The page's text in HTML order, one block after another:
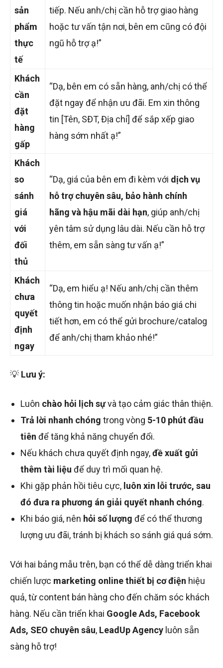
sản
phẩm
thực
tế
tiếp. Nếu anh/chị cần hỗ trợ giao hàng
hoặc tư vấn tận nơi, bên em cũng có đội
ngũ hỗ trợ ạ!”
Khách
cần
đặt
hàng
gấp
“Dạ, bên em có sẵn hàng, anh/chị có thể
đặt ngay để nhận ưu đãi. Em xin thông
tin [Tên, SĐT, Địa chỉ] để sắp xếp giao
hàng sớm nhất ạ!”
Khách
so
sánh
giá
với
đối
thủ
“Dạ, giá của bên em đi kèm với dịch vụ
hỗ trợ chuyên sâu, bảo hành chính
hãng và hậu mãi dài hạn, giúp anh/chị
yên tâm sử dụng lâu dài. Nếu cần hỗ trợ
thêm, em sẵn sàng tư vấn ạ!”
Khách
chưa
quyết
định
ngay
“Dạ, em hiểu ạ! Nếu anh/chị cần thêm
thông tin hoặc muốn nhận báo giá chi
tiết hơn, em có thể gửi brochure/catalog
để anh/chị tham khảo nhé!”
💡 Lưu ý:
Luôn chào hỏi lịch sựvà tạo cảm giác thân thiện.
Trả lời nhanh chóng trong vòng 5-10 phút đầu
tiên để tăng khả năng chuyển đổi.
Nếu khách chưa quyết định ngay,đề xuất gửi
thêm tài liệu để duy trì mối quan hệ.
Khi gặp phản hồi tiêu cực, luôn xin lỗi trước, sau
đó đưa ra phương án giải quyết nhanh chóng.
Khi báo giá, nên hỏi số lượng để có thể thương
lượng ưu đãi, tránh bị khách so sánh giá quá sớm.
Với hai bảng mẫu trên, bạn có thể dễ dàng triển khai
chiến lược marketing online thiết bị cơ điện hiệu
quả, từ content bán hàng cho đến chăm sóc khách
hàng. Nếu cần triển khai Google Ads, Facebook
Ads, SEO chuyên sâu, LeadUp Agency luôn sẵn
sàng hỗ trợ!